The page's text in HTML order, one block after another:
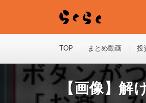
TOP まとめ動画 投
【画像】解